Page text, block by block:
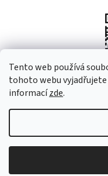
Tento web používá
tohoto webu vyjadřujete
informacízde.
Copyright 2026